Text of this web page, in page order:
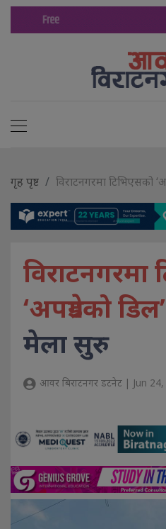
गृह पृष्ट विराटनगरमा टिभिएसको
विराटनगरमा
‘अपग्रेडको डिल’
मेला सुरु
आवर बिराटनगर डटनेट | Jun